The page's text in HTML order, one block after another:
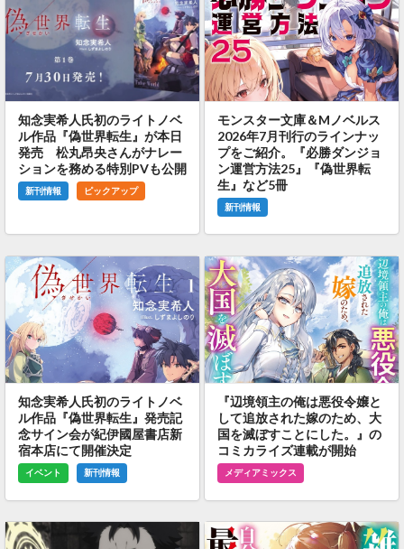
知念実希人氏初のライトノベ
ル作品『偽世界転生』が本日
発売 松丸昂央さんがナレー
ションを務める特別PVも公開
新刊情報 ピックアップ
モンスター文庫＆Mノベルス
2026年7月刊行のラインナッ
プをご紹介。『必勝ダンジョ
ン運営方法25』『偽世界転
生』など5冊
新刊情報
知念実希人氏初のライトノベ
ル作品『偽世界転生』発売記
念サイン会が紀伊國屋書店新
宿本店にて開催決定
イベント 新刊情報
『辺境領主の俺は悪役令嬢と
して追放された嫁のため、大
国を滅ぼすことにした。』の
コミカライズ連載が開始
メディアミックス